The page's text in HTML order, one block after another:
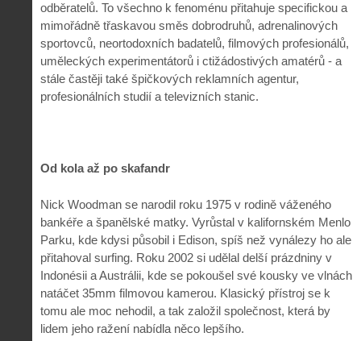
odběratelů. To všechno k fenoménu přitahuje specifickou a
mimořádně třaskavou směs dobrodruhů, adrenalinových
sportovců, neortodoxních badatelů, filmových profesionálů,
uměleckých experimentátorů i ctižádostivých amatérů - a
stále častěji také špičkových reklamních agentur,
profesionálních studií a televizních stanic.
Od kola až po skafandr
Nick Woodman se narodil roku 1975 v rodině váženého
bankéře a španělské matky. Vyrůstal v kalifornském Menlo
Parku, kde kdysi působil i Edison, spíš než vynálezy ho ale
přitahoval surfing. Roku 2002 si udělal delší prázdniny v
Indonésii a Austrálii, kde se pokoušel své kousky ve vlnách
natáčet 35mm filmovou kamerou. Klasický přístroj se k
tomu ale moc nehodil, a tak založil společnost, která by
lidem jeho ražení nabídla něco lepšího.